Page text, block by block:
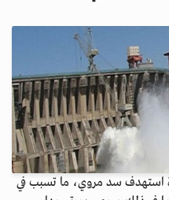
استهدف سد مروي، ما تسبب في